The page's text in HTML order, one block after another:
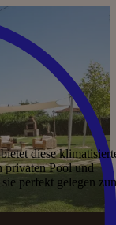
diese
privaten Pool und
perfekt gelegen